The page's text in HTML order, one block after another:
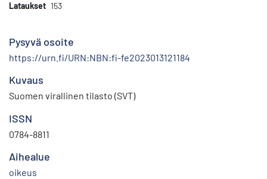
Lataukset 153
Pysyvä osoite
https://urn.fi/URN:NBN:fi-fe2023013121184
Kuvaus
Suomen virallinen tilasto (SVT)
ISSN
0784-8811
Aihealue
oikeus